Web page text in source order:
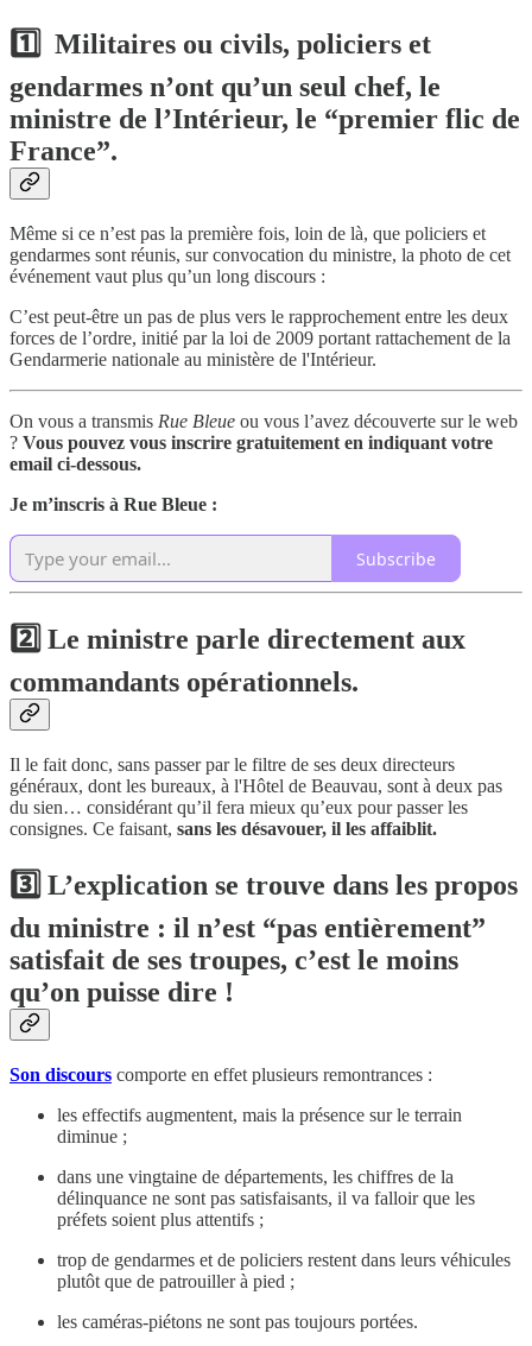
1️⃣ Militaires ou civils, policiers et
gendarmes n’ont qu’un seul chef, le
ministre de l’Intérieur, le “premier flic de
France”.
Même si ce n’est pas la première fois, loin de là, que policiers et
gendarmes sont réunis, sur convocation du ministre, la photo de cet
événement vaut plus qu’un long discours :
C’est peut-être un pas de plus vers le rapprochement entre les deux
forces de l’ordre, initié par la loi de 2009 portant rattachement de la
Gendarmerie nationale au ministère de l'Intérieur.
On vous a transmis Rue Bleue ou vous l’avez découverte sur le web
? Vous pouvez vous inscrire gratuitement en indiquant votre
email ci-dessous.
Je m’inscris à Rue Bleue :
Subscribe
2️⃣ Le ministre parle directement aux
commandants opérationnels.
Il le fait donc, sans passer par le filtre de ses deux directeurs
généraux, dont les bureaux, à l'Hôtel de Beauvau, sont à deux pas
du sien… considérant qu’il fera mieux qu’eux pour passer les
consignes. Ce faisant, sans les désavouer, il les affaiblit.
3️⃣ L’explication se trouve dans les propos
du ministre : il n’est “pas entièrement”
satisfait de ses troupes, c’est le moins
qu’on puisse dire !
Son discours comporte en effet plusieurs remontrances :
les effectifs augmentent, mais la présence sur le terrain
diminue ;
dans une vingtaine de départements, les chiffres de la
délinquance ne sont pas satisfaisants, il va falloir que les
préfets soient plus attentifs ;
trop de gendarmes et de policiers restent dans leurs véhicules
plutôt que de patrouiller à pied ;
les caméras-piétons ne sont pas toujours portées.